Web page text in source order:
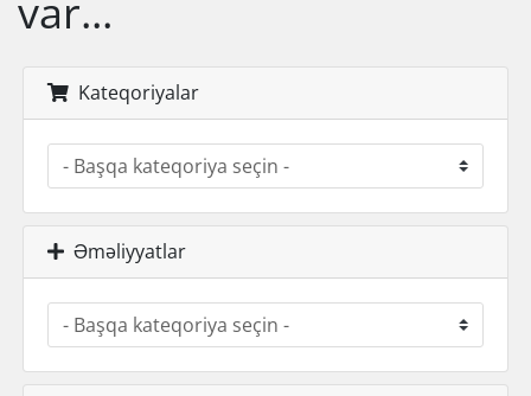
var...
Kateqoriyalar
Əməliyyatlar